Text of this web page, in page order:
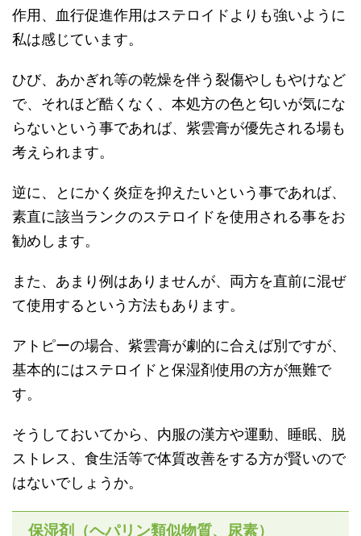
作用、血行促進作用はステロイドよりも強いように
私は感じています。
ひび、あかぎれ等の乾燥を伴う裂傷やしもやけなど
で、それほど酷くなく、本処方の色と匂いが気にな
らないという事であれば、紫雲膏が優先される場も
考えられます。
逆に、とにかく炎症を抑えたいという事であれば、
素直に該当ランクのステロイドを使用される事をお
勧めします。
また、あまり例はありませんが、両方を直前に混ぜ
て使用するという方法もあります。
アトピーの場合、紫雲膏が劇的に合えば別ですが、
基本的にはステロイドと保湿剤使用の方が無難で
す。
そうしておいてから、内服の漢方や運動、睡眠、脱
ストレス、食生活等で体質改善をする方が賢いので
はないでしょうか。
保湿剤（ヘパリン類似物質、尿素）